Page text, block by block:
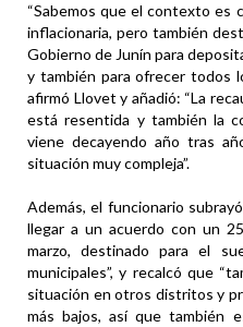
“Sabemos que el contexto es
inflacionaria, pero también
Gobierno de Junín para
y también para ofrecer todos
afirmó Llovet y añadió: “La
está resentida y también la
viene decayendo año tras
situación muy compleja”.
Además, el funcionario
llegar a un acuerdo con un
marzo, destinado para el
municipales”, y recalcó que
situación en otros distritos y
más bajos, así que también